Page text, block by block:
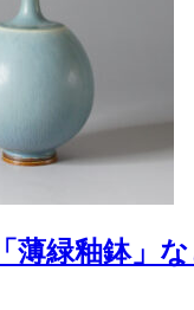
薄緑釉鉢」